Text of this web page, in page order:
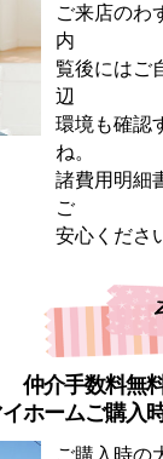
ご来店のわ
内
覧後にはご
辺
環境も確認
ね。
諸費用明細
ご
安心くださ
仲介手数料無
ホームご購入